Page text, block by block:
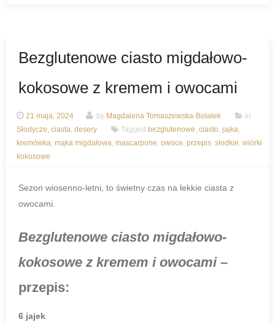
Bezglutenowe ciasto migdałowo-
kokosowe z kremem i owocami
21 maja, 2024 by Magdalena Tomaszewska-Bolałek
In
Słodycze, ciasta, desery
Tagged bezglutenowe, ciasto, jajka,
kremówka, mąka migdałowa, mascarpone, owoce, przepis, słodkie, wiórki
kokosowe
Sezon wiosenno-letni, to świetny czas na lekkie ciasta z
owocami.
Bezglutenowe ciasto migdałowo-
kokosowe z kremem i owocami –
przepis:
6 jajek